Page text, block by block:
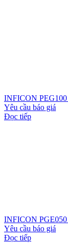
INFICON PEG100
Yêu cầu báo giá
Đọc tiếp
INFICON PGE050
Yêu cầu báo giá
Đọc tiếp